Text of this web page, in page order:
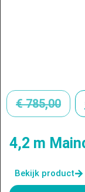
€785,00
4,2 m
Bekijk product